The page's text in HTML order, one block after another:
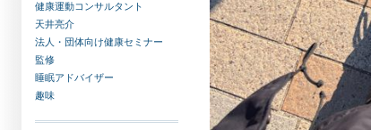
健康運動コンサルタント
天井亮介
法人・団体向け健康セミナー
監修
睡眠アドバイザー
趣味